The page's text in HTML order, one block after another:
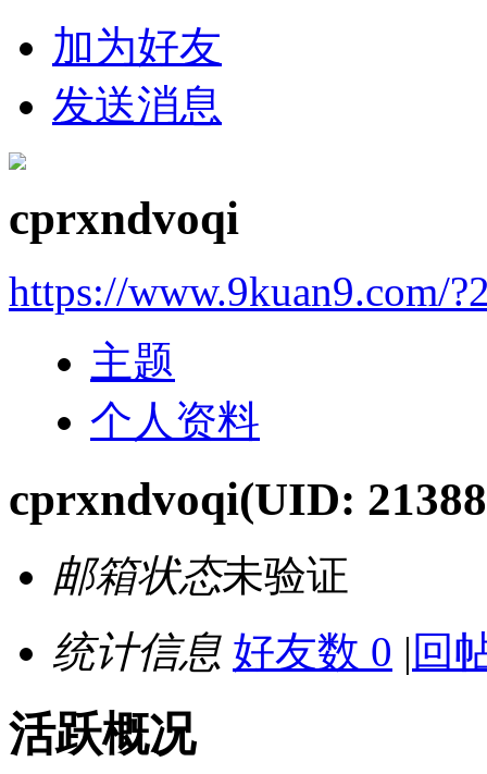
加为好友
发送消息
cprxndvoqi
https://www.9kuan9.com/
主题
个人资料
cprxndvoqi(UID:
邮箱状态未验证
统计信息 好友数 0 | 回
活跃概况